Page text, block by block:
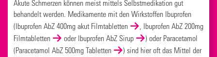
Akute Schmerzen können meist mittels Selbstmedikation gut
behandelt werden. Medikamente mit den Wirkstoffen Ibuprofen
(Ibuprofen AbZ 400mg akut Filmtabletten
Ibuprofen AbZ 200mg
Filmtabletten
oder Ibuprofen AbZ Sirup
) oder Paracetamol
(Paracetamol AbZ 500mg Tabletten
) sind hier oft das Mittel der